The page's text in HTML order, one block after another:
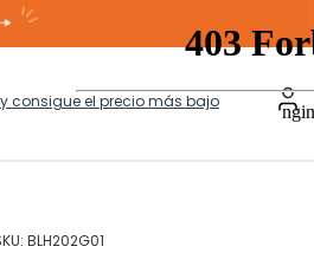
consigue el precio más bajo
BLH202G01